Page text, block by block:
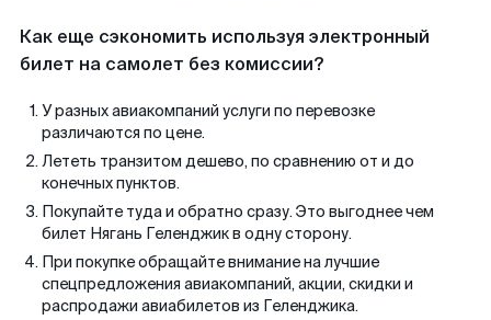
Как еще сэкономить используя электронный
билет на самолет без комиссии?
У разных авиакомпаний услуги по перевозке
различаются по цене.
Лететь транзитом дешево, по сравнению от и до
конечных пунктов.
Покупайте туда и обратно сразу. Это выгоднее чем
билет Нягань Геленджик в одну сторону.
При покупке обращайте внимание на лучшие
спецпредложения авиакомпаний, акции, скидки и
распродажи авиабилетов из Геленджика.